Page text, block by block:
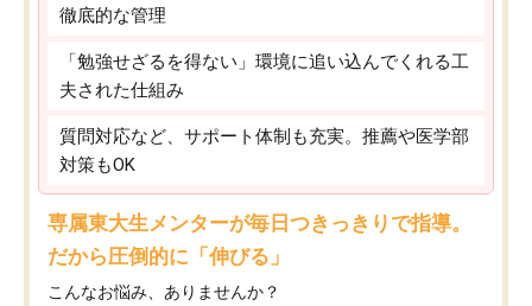
徹底的な管理
「勉強せざるを得ない」環境に追い込んでくれる工
夫された仕組み
質問対応など、サポート体制も充実。推薦や医学部
対策もOK
専属東大生メンターが毎日つきっきりで指導。
だから圧倒的に「伸びる」
こんなお悩み、ありませんか？